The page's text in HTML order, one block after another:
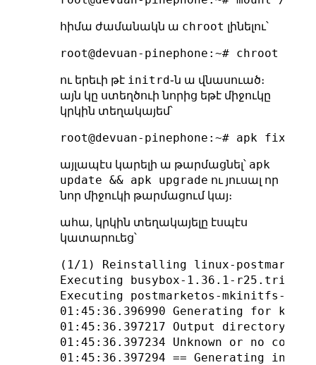
հիմա ժամանակն ա chroot լինելու՝
ու երեւի թէ initrd֊ն ա վնասուած։
այն կը ստեղծուի նորից եթէ միջուկը
կրկին տեղակայեմ՝
այլապէս կարելի ա թարմացնել՝ apk
update && apk upgrade ու յուսալ որ
նոր միջուկի թարմացում կայ։
ահա, կրկին տեղակայելը էսպէս
կատարուեց՝
(1/1) Reinstalling linux-
Executing busybox-1.36.1-r25.trigger
Executing postmarketos-mkinitfs-
01:45:36.396990 Generating for
01:45:36.397217 Output directory: /
01:45:36.397234 Unknown or no
01:45:36.397294 == Generating